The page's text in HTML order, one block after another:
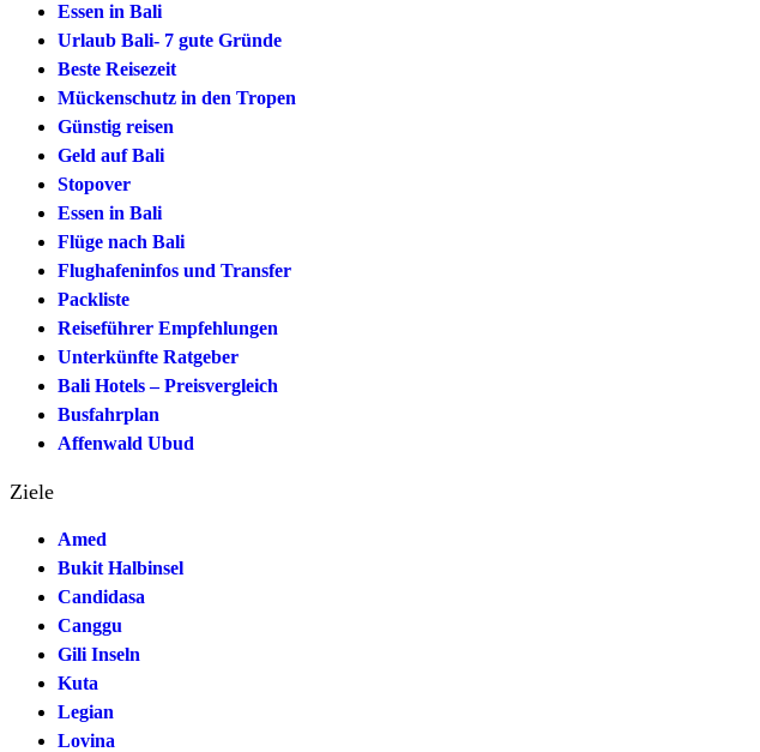
Essen in Bali
Urlaub Bali- 7 gute Gründe
Beste Reisezeit
Mückenschutz in den Tropen
Günstig reisen
Geld auf Bali
Stopover
Essen in Bali
Flüge nach Bali
Flughafeninfos und Transfer
Packliste
Reiseführer Empfehlungen
Unterkünfte Ratgeber
Bali Hotels – Preisvergleich
Busfahrplan
Affenwald Ubud
Ziele
Amed
Bukit Halbinsel
Candidasa
Canggu
Gili Inseln
Kuta
Legian
Lovina